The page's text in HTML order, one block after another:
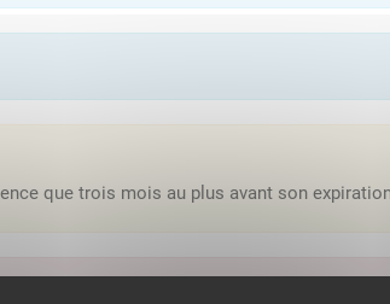
que trois mois au plus avant son
accès, vous devez